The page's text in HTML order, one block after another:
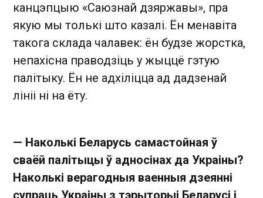
канцэпцыю «Саюзнай дзяржавы», пра
якую мы толькі што казалі. Ён менавіта
такога склада чалавек: ён будзе жорстка,
непахісна праводзіць у жыццё гэтую
палітыку. Ён не адхіліцца ад дадзенай
лініі ні на ёту.
— Наколькі Беларусь самастойная ў
сваёй палітыцы ў адносінах да Украіны?
Наколькі верагодныя ваенныя дзеянні
супраць Украіны з тэрыторыі Беларусі і